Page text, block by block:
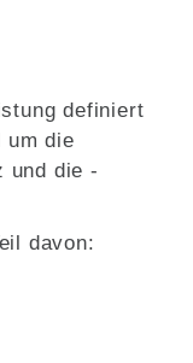
definiert
um die
und die -
davon: